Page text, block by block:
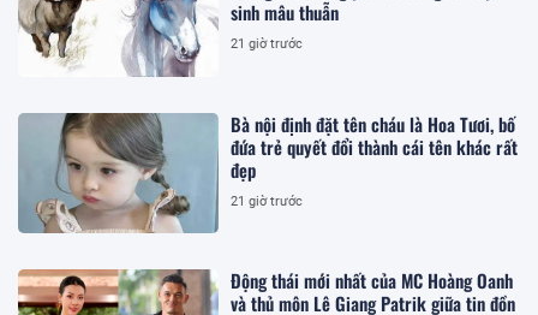
sinh mâu thuẫn
21 giờ trước
Bà nội định đặt tên cháu là Hoa Tươi, bố
đứa trẻ quyết đổi thành cái tên khác rất
đẹp
21 giờ trước
Động thái mới nhất của MC Hoàng Oanh
và thủ môn Lê Giang Patrik giữa tin đồn